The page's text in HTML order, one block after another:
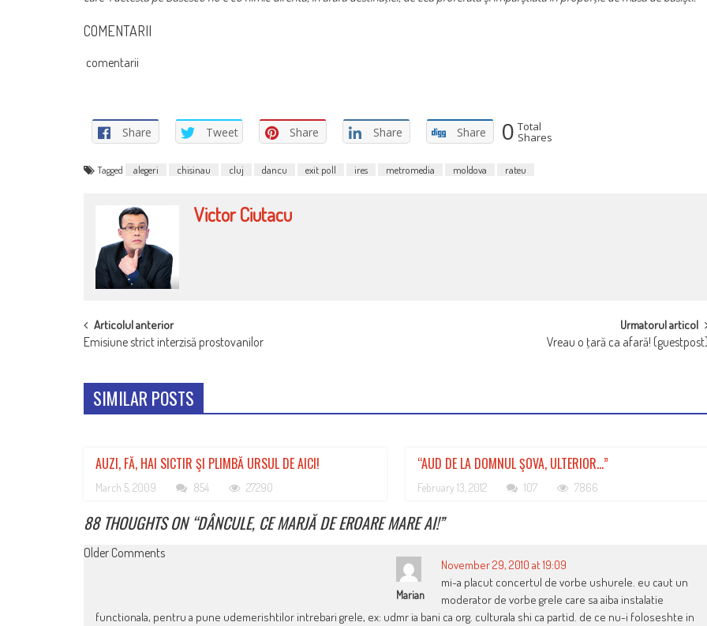
COMENTARII
comentarii
Share Tweet Share Share Share 0 Total
Shares
Tagged alegeri chisinau cluj dancu exit poll ires metromedia moldova rateu
Victor Ciutacu
POST
NAVIGATION
Articolul anterior
Emisiune strict interzisă prostovanilor
Urmatorul articol
Vreau o ţară ca afară!
SIMILAR POSTS
AUZI, FĂ, HAI SICTIR ŞI PLIMBĂ URSUL DE AICI!
March 5, 2009 854 27290
“AUD DE LA DOMNUL ŞOVA, ULTERIOR…”
February 13, 2012 107 7866
88 THOUGHTS ON “DÂNCULE, CE MARJĂ DE EROARE MARE AI!”
COMMENT
Older Comments
Marian
November 29, 2010 at 19:09
mi-a placut concertul de vorbe ushurele. eu caut un
moderator de vorbe grele care sa aiba instalatie
functionala, pentru a pune udemerishtilor intrebari grele, ex: udmr ia bani ca org. culturala shi ca partid. de ce nu-i foloseshte in